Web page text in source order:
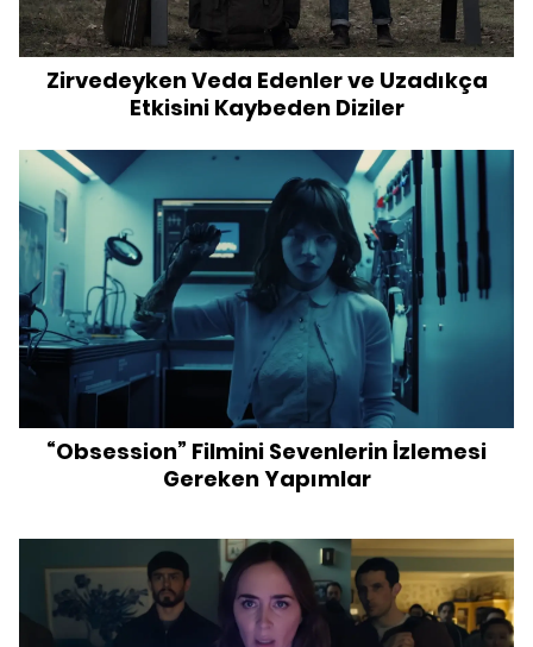
Zirvedeyken Veda Edenler ve Uzadıkça
Etkisini Kaybeden Diziler
“Obsession” Filmini Sevenlerin İzlemesi
Gereken Yapımlar